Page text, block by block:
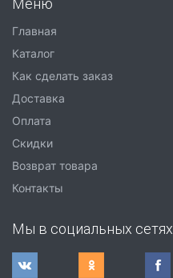
Меню
Главная
Каталог
Как сделать заказ
Доставка
Оплата
Скидки
Возврат товара
Контакты
Мы в социальных сетях